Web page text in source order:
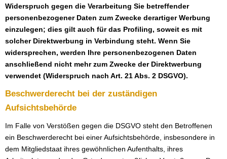
Widerspruch gegen die Verarbeitung Sie betreffender
personenbezogener Daten zum Zwecke derartiger Werbung
einzulegen; dies gilt auch für das Profiling, soweit es mit
solcher Direktwerbung in Verbindung steht. Wenn Sie
widersprechen, werden Ihre personenbezogenen Daten
anschließend nicht mehr zum Zwecke der Direktwerbung
verwendet (Widerspruch nach Art. 21 Abs. 2 DSGVO).
Beschwerderecht bei der zuständigen
Aufsichtsbehörde
Im Falle von Verstößen gegen die DSGVO steht den Betroffenen
ein Beschwerderecht bei einer Aufsichtsbehörde, insbesondere in
dem Mitgliedstaat ihres gewöhnlichen Aufenthalts, ihres